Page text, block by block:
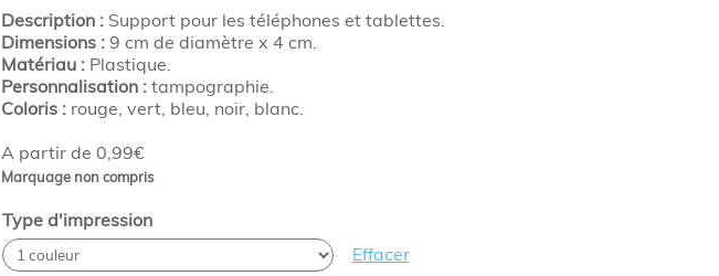
A partir de 0,99€
Marquage non compris
Description :Support pour les téléphones et tablettes.
Dimensions :9 cm de diamètre x 4 cm.
Matériau :Plastique.
Personnalisation :tampographie.
Coloris :rouge, vert, bleu, noir, blanc.
Type d'impression
Effacer